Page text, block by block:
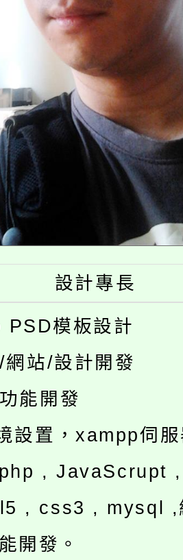
設計專長
模板設計
站/設計開發
能開發
設置，xampp伺
php , JavaScrupt
, css3 , mysql ,
開發。